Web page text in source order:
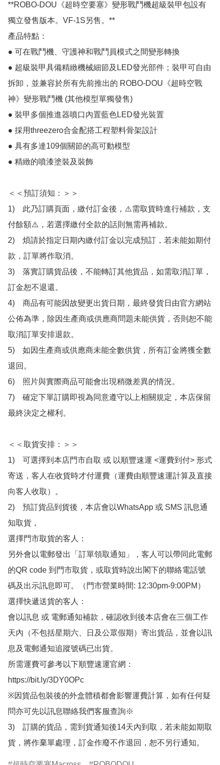
**ROBO-DOU《超時空要塞》變形戰鬥機超級裝甲包設有
獨立發售版本。VF-1S另售。**
產品特點：
● 可在戰鬥機、守護神和戰鬥員模式之間變形轉換
● 超級裝甲具備精緻機械細節及LED發光部件；裝甲可自由
拆卸，並兼容於所有先前推出的 ROBO-DOU《超時空戰
神》變形戰鬥機 (其他模型單獨發售)
● 裝甲多個推進器噴口內置藍色LED發光裝置
● 採用threezero合金配搭工程塑料骨架設計
● 具有多達109個關節的高可動模型
● 精緻的噴漆塗裝及裝飾
＜＜預訂須知：＞＞
1)　此乃訂購頁面，繳付訂金後，⚠️需取貨時進行補款，支
付餘額⚠️，若選擇繳付全款的話則無需再補款。
2)　煩請於指定日期內繳付訂金以完成預訂，若未能如期付
款，訂單將作取消。
3)　落實訂購貨品後，不能轉訂其他貨品，如需取消訂單，
訂金恕不退還。
4)　商品有可能因故變更出貨日期，最終發貨日由官方網站
公佈為準，除因生產商或供應商問題未能供貨，否則恕不能
取消訂單安排退款。
5)　如因生產商或供應商未能全數供貨，所有訂金將獲全數
退回。
6)　照片與實際商品可能會出現稍微差異的情況。
7)　確定下單訂購即視為同意遵守以上相關規定，本店保留
最終決定之權利。
＜＜取貨安排：＞＞
1)　可選擇到本店門市自取 或 以順豐速運 <運費到付> 形式
寄送，客人在收貨時才付運費（運費由順豐速運計算及直接
向客人收取）。
2)　預訂貨品到貨後，本店會以WhatsApp 或 SMS 訊息通
知取貨，
選擇門市取貨的客人：
另外會以電郵發出「訂單領取通知」，客人可以帶同此電郵
的QR code 到門市取貨，或取貨時說出閣下的聯絡電話號
碼及出示訊息即可。（門市營業時間: 12:30pm-9:00PM）
選擇快遞送貨的客人：
會以訊息 或 電郵通知補款，確認收到後本店會在三個工作
天內（不包括星期六、日及公眾假期）寄出貨品，並會以訊
息及電郵通知追蹤號碼已出貨。
所需運費可參考以下順豐速運官網：
https://bit.ly/3DY0OPc
※因貨品包裝後的外盒體積都會影響運費計算，如有任何疑
問亦可先以訊息聯絡我們客服查詢※
3)　訂購的貨品，需到貨通知後14天內到取，若未能如期取
貨，將作棄單處理，訂金作廢不作退回，恕不另行通知。